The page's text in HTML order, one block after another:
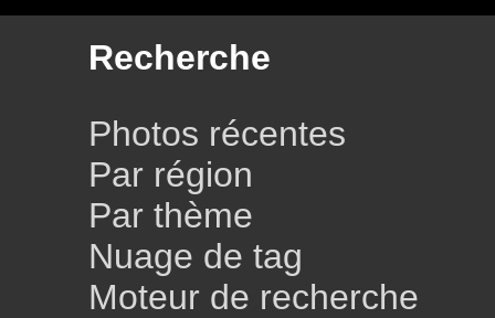
Recherche
Photos récentes
Par région
Par thème
Nuage de tag
Moteur de recherche